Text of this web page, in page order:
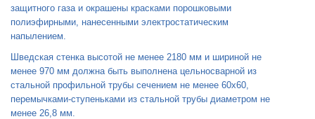
защитного газа и окрашены красками порошковыми
полиэфирными, нанесенными электростатическим
напылением.
Шведская стенка высотой не менее 2180 мм и шириной не
менее 970 мм должна быть выполнена цельносварной из
стальной профильной трубы сечением не менее 60x60,
перемычками-ступеньками из стальной трубы диаметром не
менее 26,8 мм.